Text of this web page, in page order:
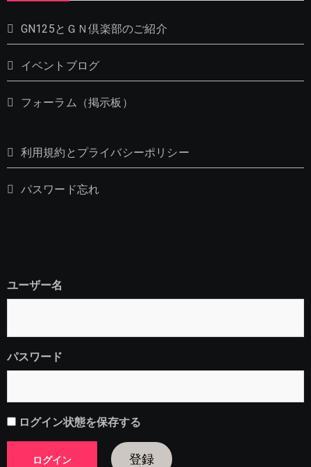
GN125とＧＮ倶楽部のご紹介
イベントブログ
フォーラム（掲示板）
利用規約とプライバシーポリシー
パスワード忘れ
ユーザー名
パスワード
ログイン状態を保存する
登録